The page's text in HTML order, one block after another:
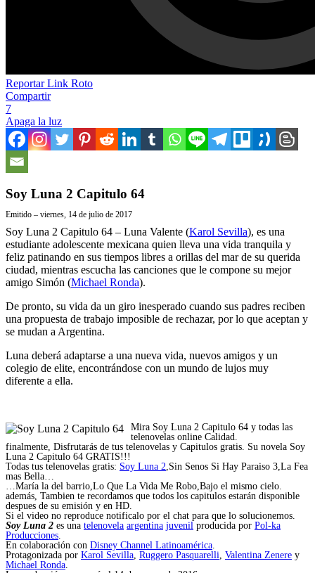
Reportar Link Roto
Compartir
7
Apaga la luz
Soy Luna 2 Capitulo 64
Emitido – viernes, 14 de julio de 2017
Soy Luna 2 Capitulo 64 – Luna Valente (Karol Sevilla), es una
estudiante adolescente mexicana quien lleva una vida tranquila y
feliz patinando en sus tiempos libres a orillas del mar de su querida
ciudad, mientras escucha las canciones que le compone su mejor
amigo Simón (Michael Ronda).
De pronto, su vida da un giro inesperado cuando sus padres reciben
una propuesta de trabajo imposible de rechazar, por lo que aceptan y
se mudan a Argentina.
Luna deberá adaptarse a una nueva vida, nuevos amigos y un
colegio de elite, encontrándose con un mundo de lujos muy
diferente a ella.
Mira Soy Luna 2 Capitulo 64 y todas las
telenovelas online Calidad.
finalmente, Disfrutarás de tus telenovelas y Capitulos gratis. Su novela Soy
Luna 2 Capitulo 64 GRATIS!!!
Todas tus telenovelas gratis: Soy Luna 2,Sin Senos Si Hay Paraiso 3,La Fea
mas Bella…
…María la del barrio,Lo Que La Vida Me Robo,Bajo el mismo cielo.
además, Tambien te recordamos que todos los capitulos estarán disponible
despues de su emisión y en HD.
Si el video no reproduce notificalo por el chat para que lo solucionemos.
Soy Luna 2 es una telenovela argentina juvenil producida por Pol-ka
Producciones.
En colaboración con Disney Channel Latinoamérica.
Protagonizada por Karol Sevilla, Ruggero Pasquarelli, Valentina Zenere y
Michael Ronda.